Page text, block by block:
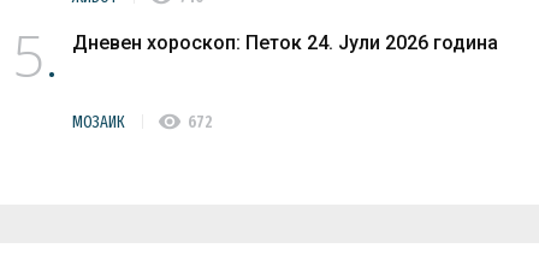
5 Дневен хороскоп: Петок 24. Јули 2026 година
МОЗАИК visibility 672